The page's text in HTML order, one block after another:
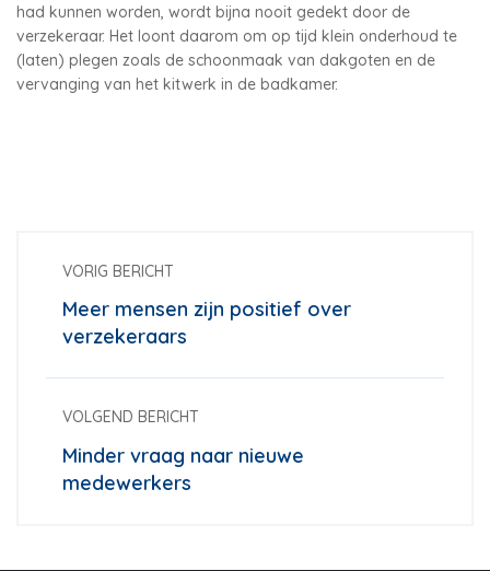
had kunnen worden, wordt bijna nooit gedekt door de
verzekeraar. Het loont daarom om op tijd klein onderhoud te
(laten) plegen zoals de schoonmaak van dakgoten en de
vervanging van het kitwerk in de badkamer.
VORIG BERICHT
Meer mensen zijn positief over
verzekeraars
VOLGEND BERICHT
Minder vraag naar nieuwe
medewerkers